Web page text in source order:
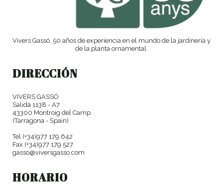
Vivers Gassó, 50 años de experiencia en el mundo de la jardinería y
de la planta ornamental.
DIRECCIÓN
VIVERS GASSÓ
Salida 1138 - A7
43300 Montroig del Camp
(Tarragona - Spain)
Tel (+34)977 179 642
Fax (+34)977 179 527
gasso@viversgasso.com
HORARIO